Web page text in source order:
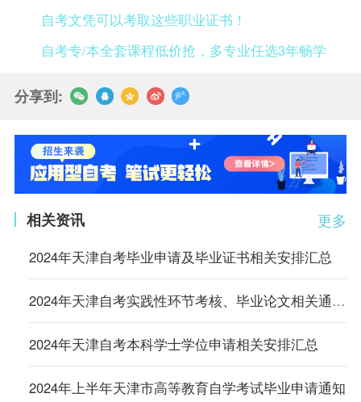
自考文凭可以考取这些职业证书！
自考专/本全套课程低价抢，多专业任选3年畅学
分享到:
更多
相关资讯
2024年天津自考毕业申请及毕业证书相关安排汇总
2024年天津自考实践性环节考核、毕业论文相关通知汇总
2024年天津自考本科学士学位申请相关安排汇总
2024年上半年天津市高等教育自学考试毕业申请通知